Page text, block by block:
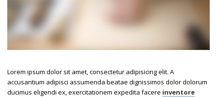
Lorem ipsum dolor sit amet, consectetur adipisicing elit. A
accusantium adipisci assumenda beatae dignissimos dolor dolorum
ducimus eligendi ex, exercitationem expedita facere inventore